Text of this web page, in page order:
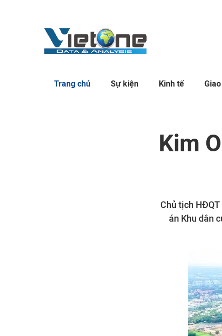
Trang chủ Sự kiện Kinh tế
Kim
Chủ tịch
án Khu dân